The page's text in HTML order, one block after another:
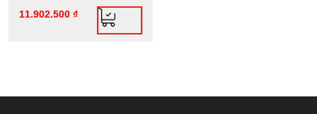
11.902.500 ₫